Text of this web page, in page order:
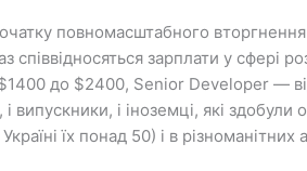
до $2400, Senior Developer —
випускники, і іноземці, які здобули
їх понад 50) і в різноманітних